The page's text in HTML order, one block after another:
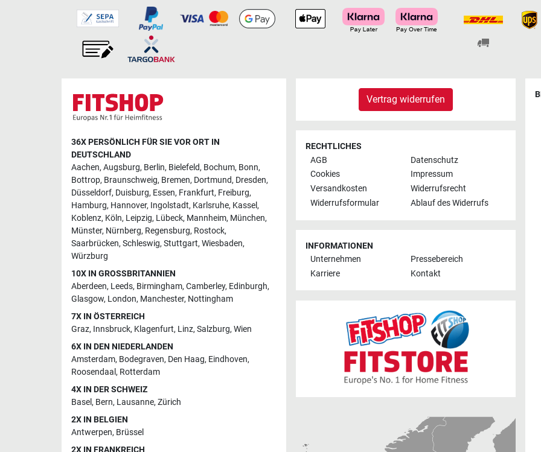
36X PERSÖNLICH FÜR SIE VOR ORT IN
DEUTSCHLAND
Aachen, Augsburg, Berlin, Bielefeld, Bochum, Bonn,
Bottrop, Braunschweig, Bremen, Dortmund, Dresden,
Düsseldorf, Duisburg, Essen, Frankfurt, Freiburg,
Hamburg, Hannover, Ingolstadt, Karlsruhe, Kassel,
Koblenz, Köln, Leipzig, Lübeck, Mannheim, München,
Münster, Nürnberg, Regensburg, Rostock,
Saarbrücken, Schleswig, Stuttgart, Wiesbaden,
Würzburg
10X IN GROSSBRITANNIEN
Aberdeen, Leeds, Birmingham, Camberley, Edinburgh,
Glasgow, London, Manchester, Nottingham
7X IN ÖSTERREICH
Graz, Innsbruck, Klagenfurt, Linz, Salzburg, Wien
6X IN DEN NIEDERLANDEN
Amsterdam, Bodegraven, Den Haag, Eindhoven,
Roosendaal, Rotterdam
4X IN DER SCHWEIZ
Basel, Bern, Lausanne, Zürich
2X IN BELGIEN
Antwerpen, Brüssel
Vertrag widerrufen
RECHTLICHES
AGB
Datenschutz
Cookies
Impressum
Versandkosten
Widerrufsrecht
Widerrufsformular
Ablauf des Widerrufs
INFORMATIONEN
Unternehmen
Pressebereich
Karriere
Kontakt